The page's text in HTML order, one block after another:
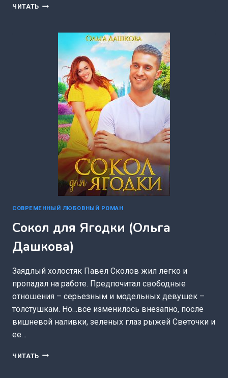
ЧИТАТЬ ОЧАРОВАТЕЛЬНЫЙ
ТОМЧЕНКО)
СОВРЕМЕННЫЙ ЛЮБОВНЫЙ РОМАН
Сокол для Ягодки (Ольга
Дашкова)
Заядлый холостяк Павел Сколов жил легко и
пропадал на работе. Предпочитал свободные
отношения – серьезным и модельных девушек –
толстушкам. Но…все изменилось внезапно, после
вишневой наливки, зеленых глаз рыжей Светочки и
ее…
ЧИТАТЬ СОКОЛ